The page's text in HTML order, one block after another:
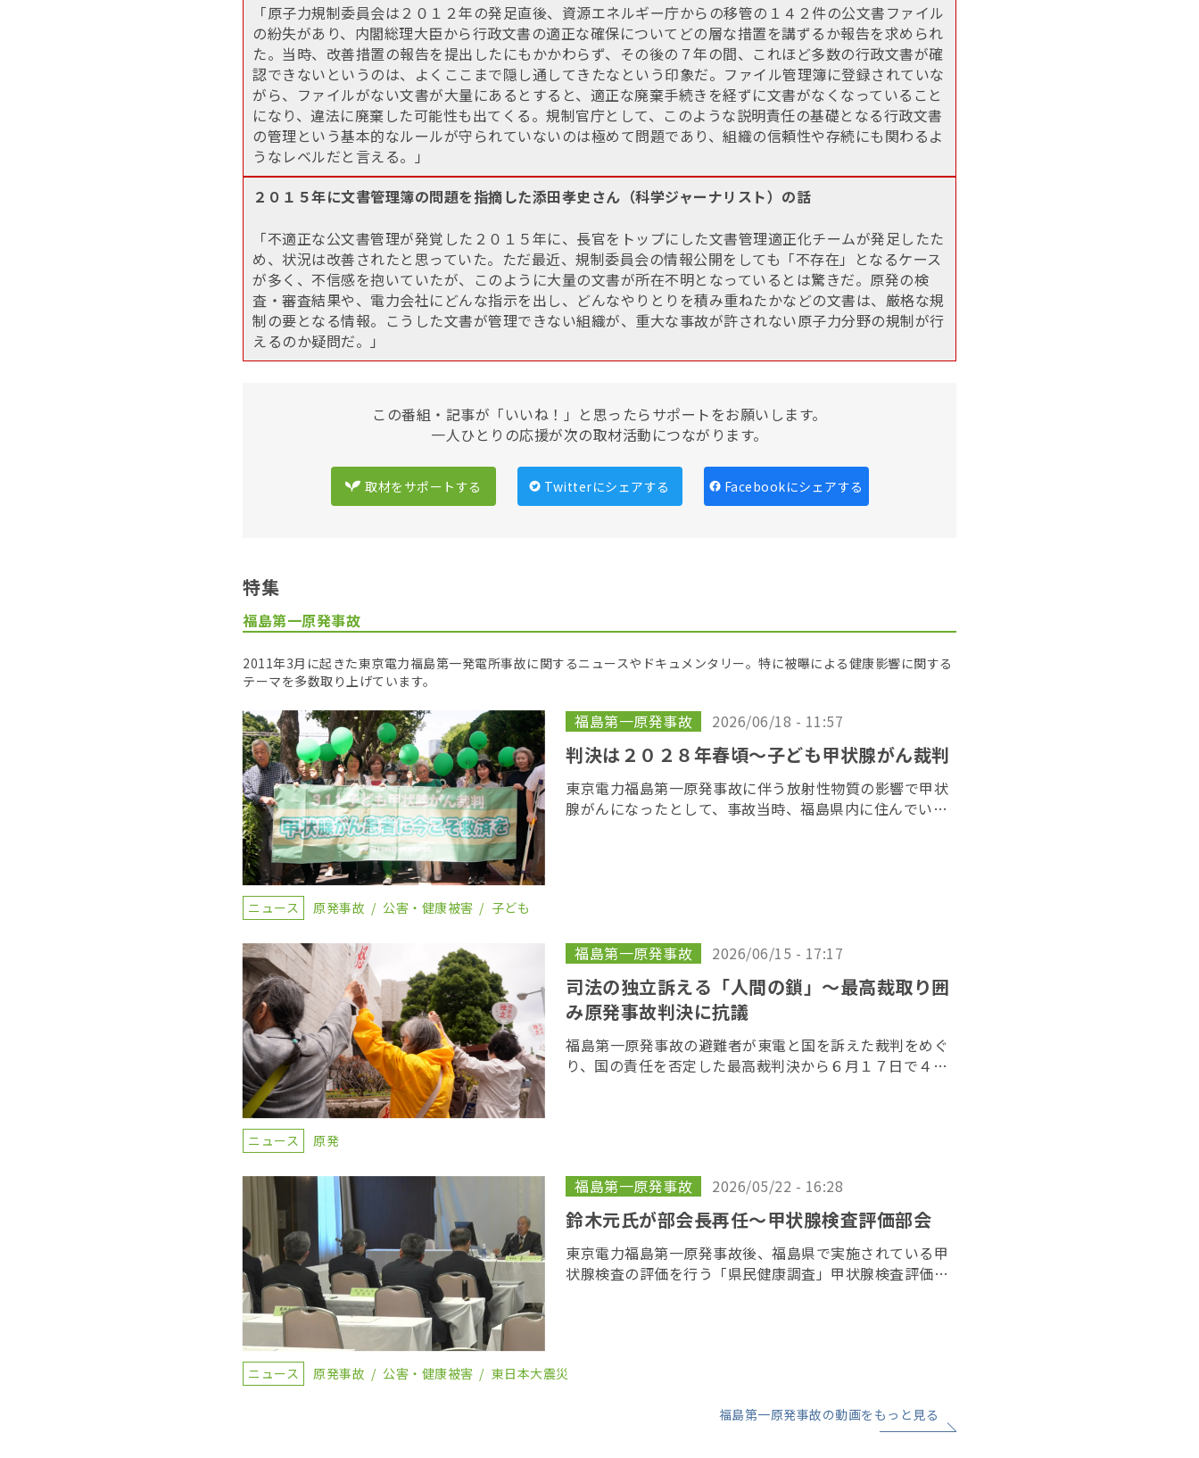
「原子力規制委員会は２０１２年の発足直後、資源エネルギー庁からの移管の１４２件の公文書ファイル
の紛失があり、内閣総理大臣から行政文書の適正な確保についてどの層な措置を講ずるか報告を求められ
た。当時、改善措置の報告を提出したにもかかわらず、その後の７年の間、これほど多数の行政文書が確
認できないというのは、よくここまで隠し通してきたなという印象だ。ファイル管理簿に登録されていな
がら、ファイルがない文書が大量にあるとすると、適正な廃棄手続きを経ずに文書がなくなっていること
になり、違法に廃棄した可能性も出てくる。規制官庁として、このような説明責任の基礎となる行政文書
の管理という基本的なルールが守られていないのは極めて問題であり、組織の信頼性や存続にも関わるよ
うなレベルだと言える。」
２０１５年に文書管理簿の問題を指摘した添田孝史さん（科学ジャーナリスト）の話
「不適正な公文書管理が発覚した２０１５年に、長官をトップにした文書管理適正化チームが発足したた
め、状況は改善されたと思っていた。ただ最近、規制委員会の情報公開をしても「不存在」となるケース
が多く、不信感を抱いていたが、このように大量の文書が所在不明となっているとは驚きだ。原発の検
査・審査結果や、電力会社にどんな指示を出し、どんなやりとりを積み重ねたかなどの文書は、厳格な規
制の要となる情報。こうした文書が管理できない組織が、重大な事故が許されない原子力分野の規制が行
えるのか疑問だ。」
この番組・記事が「いいね！」と思ったらサポートをお願いします。
一人ひとりの応援が次の取材活動につながります。
取材をサポートする Twitterにシェアする Facebookにシェアする
特集
福島第一原発事故
2011年3月に起きた東京電力福島第一発電所事故に関するニュースやドキュメンタリー。特に被曝による健康影響に関する
テーマを多数取り上げています。
福島第一原発事故 2026/06/18 - 11:57
判決は２０２８年春頃〜子ども甲状腺がん裁判
東京電力福島第一原発事故に伴う放射性物質の影響で甲状
腺がんになったとして、事故当時、福島県内に住んでいた
ニュース 原発事故 公害・健康被害 子ども
福島第一原発事故 2026/06/15 - 17:17
司法の独立訴える「人間の鎖」〜最高裁取り囲
み原発事故判決に抗議
福島第一原発事故の避難者が東電と国を訴えた裁判をめぐ
り、国の責任を否定した最高裁判決から６月１７日で４年
ニュース 原発
福島第一原発事故 2026/05/22 - 16:28
鈴木元氏が部会長再任〜甲状腺検査評価部会
東京電力福島第一原発事故後、福島県で実施されている甲
状腺検査の評価を行う「県民健康調査」甲状腺検査評価部
ニュース 原発事故 公害・健康被害 東日本大震災
福島第一原発事故の動画をもっと見る